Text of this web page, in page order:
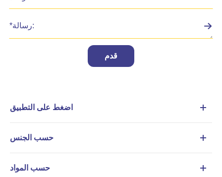
قدم
اضغط على التطبيق
حسب الجنس
حسب المواد